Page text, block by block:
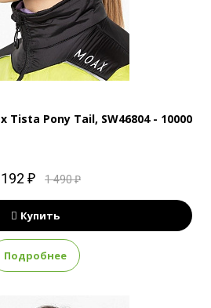
Pony Tail, SW46804 - 10000
₽ 1 490 ₽
Купить
Подробнее